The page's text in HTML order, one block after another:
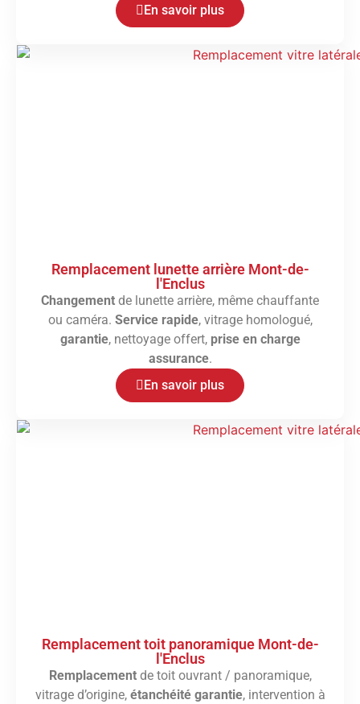
En savoir plus
Remplacement lunette arrière Mont-de-
l'Enclus
Changement de lunette arrière, même chauffante
ou caméra. Service rapide, vitrage homologué,
garantie, nettoyage offert, prise en charge
assurance.
En savoir plus
Remplacement toit panoramique Mont-de-
l'Enclus
Remplacementde toit ouvrant / panoramique,
vitrage d’origine, étanchéité garantie, intervention à